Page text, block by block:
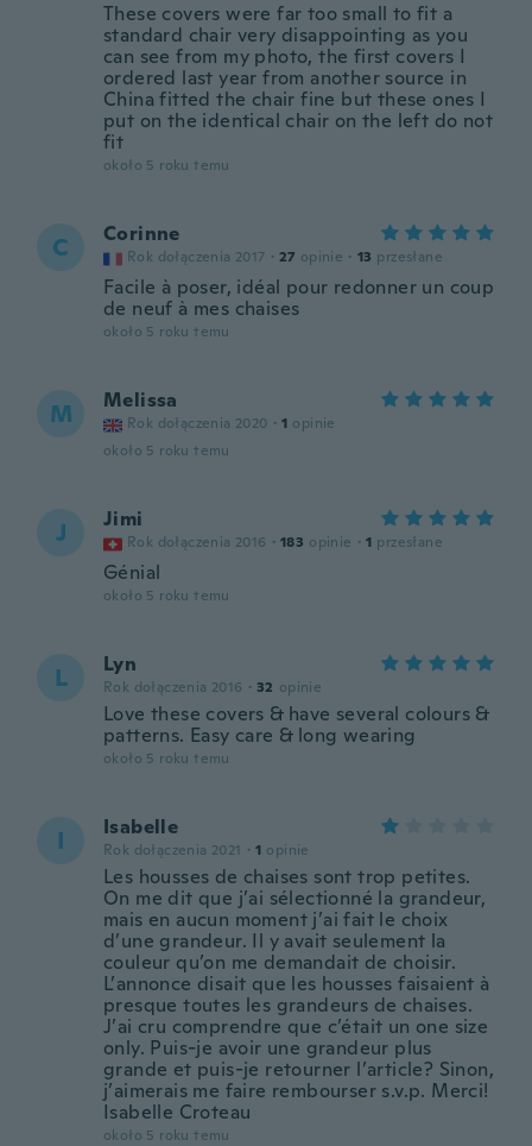
These covers were far too small to fit a
standard chair very disappointing as you
can see from my photo, the first covers I
ordered last year from another source in
China fitted the chair fine but these ones I
put on the identical chair on the left do not
fit
około 5 roku temu
C Corinne
Rok dołączenia 2017 · 27 opinie · 13 przesłane
Facile à poser, idéal pour redonner un coup
de neuf à mes chaises
około 5 roku temu
M Melissa
Rok dołączenia 2020 · 1 opinie
około 5 roku temu
J Jimi
Rok dołączenia 2016 · 183 opinie · 1 przesłane
Génial
około 5 roku temu
L Lyn
Rok dołączenia 2016 · 32 opinie
Love these covers & have several colours &
patterns. Easy care & long wearing
około 5 roku temu
I Isabelle
Rok dołączenia 2021 · 1 opinie
Les housses de chaises sont trop petites.
On me dit que j’ai sélectionné la grandeur,
mais en aucun moment j’ai fait le choix
d’une grandeur. Il y avait seulement la
couleur qu’on me demandait de choisir.
L’annonce disait que les housses faisaient à
presque toutes les grandeurs de chaises.
J’ai cru comprendre que c’était un one size
only. Puis-je avoir une grandeur plus
grande et puis-je retourner l’article? Sinon,
j’aimerais me faire rembourser s.v.p. Merci!
Isabelle Croteau
około 5 roku temu